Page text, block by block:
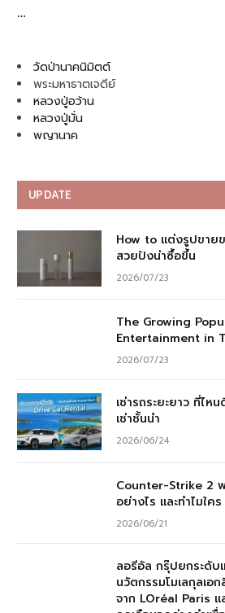
…
วัดป่านาคนิมิตต์
พระมหาธาตเจดีย์
หลวงปู่อว้าน
หลวงปู่มั่น
พญานาค
UPDATE
How to แต่งรูปขาย
สวยปังน่าซื้อขึ้น
2026/07/23
The Growing
Entertainment in
2026/07/23
เช่ารถระยะยาว ที่ไ
เช่าชั้นนำ
2026/06/24
Counter-Strike 2
อย่างไร และทำไมใ
2026/06/21
ลอรีอัล กรุ๊ปยกระดับ
นวัตกรรมโมเลกุลเอ
จาก LOréal Paris แ